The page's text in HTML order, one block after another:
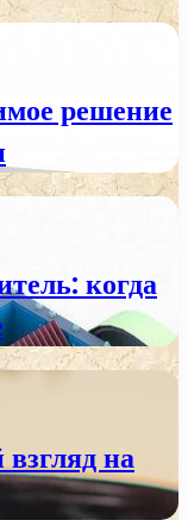
решение
когда
на